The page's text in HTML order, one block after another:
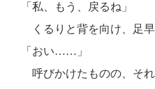
「私、もう、戻るね」
くるりと背を向け、足早
「おい……」
呼びかけたものの、それ